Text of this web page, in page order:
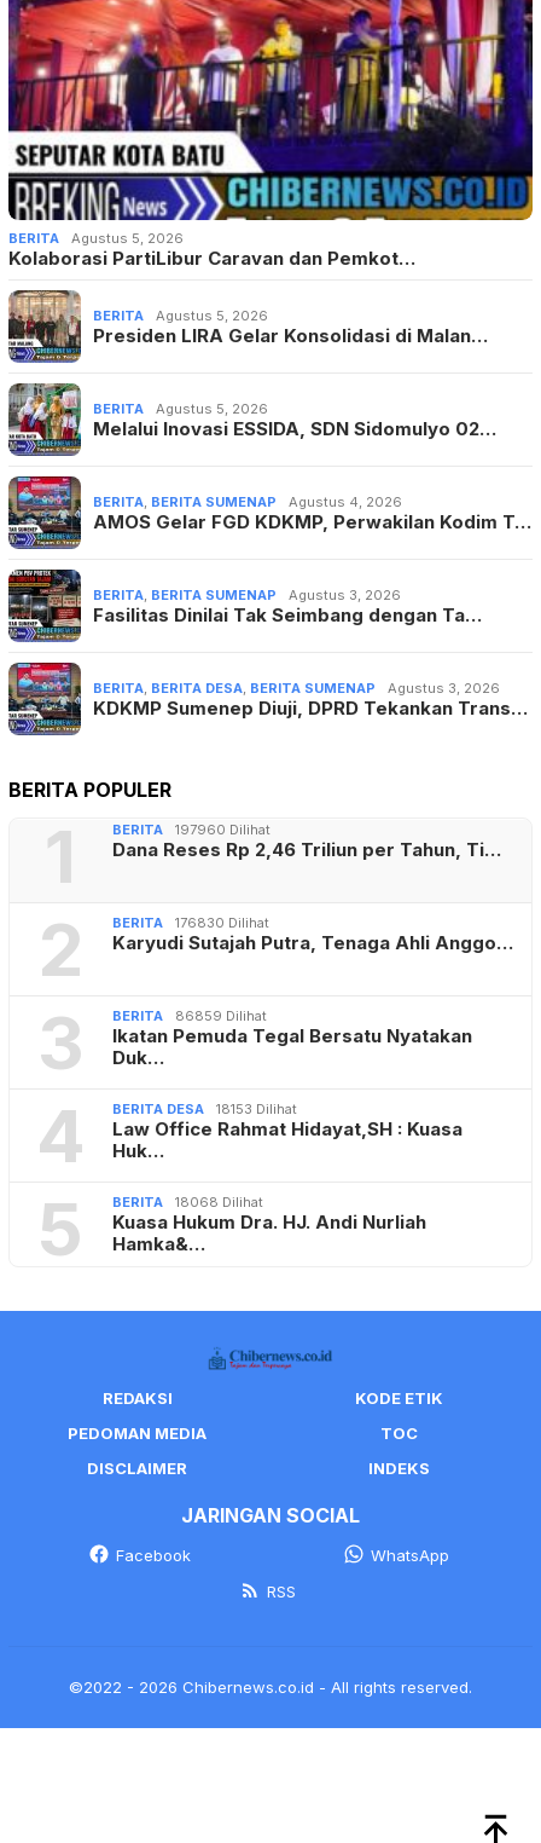
BERITA Agustus 5, 2026
Kolaborasi PartiLibur Caravan dan Pemkot…
BERITA Agustus 5, 2026
Presiden LIRA Gelar Konsolidasi di Malan…
BERITA Agustus 5, 2026
Melalui Inovasi ESSIDA, SDN Sidomulyo 02…
BERITA, BERITA SUMENAP Agustus 4, 2026
AMOS Gelar FGD KDKMP, Perwakilan Kodim T…
BERITA, BERITA SUMENAP Agustus 3, 2026
Fasilitas Dinilai Tak Seimbang dengan Ta…
BERITA, BERITA DESA, BERITA SUMENAP Agustus 3, 2026
KDKMP Sumenep Diuji, DPRD Tekankan Trans…
BERITA POPULER
1 BERITA 197960 Dilihat
Dana Reses Rp 2,46 Triliun per Tahun, Ti…
2 BERITA 176830 Dilihat
Karyudi Sutajah Putra, Tenaga Ahli Anggo…
3 BERITA 86859 Dilihat
Ikatan Pemuda Tegal Bersatu Nyatakan
Duk…
4 BERITA DESA 18153 Dilihat
Law Office Rahmat Hidayat,SH : Kuasa
Huk…
5 BERITA 18068 Dilihat
Kuasa Hukum Dra. HJ. Andi Nurliah
Hamka&…
REDAKSI
KODE ETIK
PEDOMAN MEDIA
TOC
DISCLAIMER
INDEKS
JARINGAN SOCIAL
Facebook
WhatsApp
RSS
©2022 - 2026 Chibernews.co.id - All rights reserved.